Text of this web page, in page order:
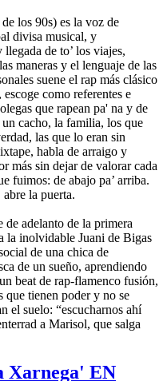
los 90s) es la voz de
divisa musical, y
de to’ los viajes,
maneras y el lenguaje de las
suene el rap más clásico
como referentes e
que rapean pa' na y de
cacho, la familia, los que
las que lo eran sin
habla de arraigo y
más sin dejar de valorar cada
fuimos: de abajo pa’ arriba.
la puerta.
adelanto de la primera
la inolvidable Juani de Bigas
de una chica de
de un sueño, aprendiendo
beat de rap-flamenco fusión,
que tienen poder y no se
el suelo: “escucharnos ahí
a Marisol, que salga
Xarnega' EN